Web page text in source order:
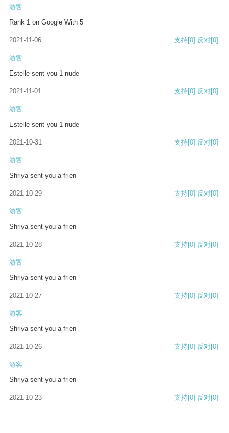
游客
Rank 1 on Google With 5
2021-11-06 支持[0] 反对[0]
游客
Estelle sent you 1 nude
2021-11-01 支持[0] 反对[0]
游客
Estelle sent you 1 nude
2021-10-31 支持[0] 反对[0]
游客
Shriya sent you a frien
2021-10-29 支持[0] 反对[0]
游客
Shriya sent you a frien
2021-10-28 支持[0] 反对[0]
游客
Shriya sent you a frien
2021-10-27 支持[0] 反对[0]
游客
Shriya sent you a frien
2021-10-26 支持[0] 反对[0]
游客
Shriya sent you a frien
2021-10-23 支持[0] 反对[0]